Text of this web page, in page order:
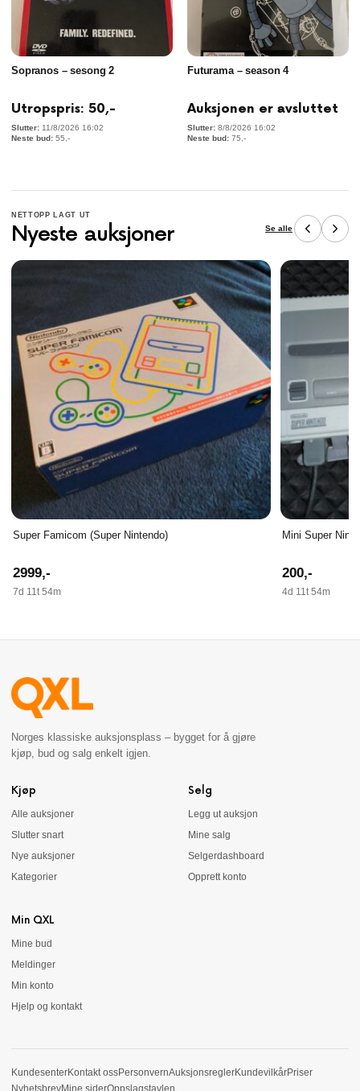
Sopranos – sesong 2
Utropspris: 50,-
11/8/2026 16:02
55 ,-
Futurama – season 4
Auksjonen er avsluttet
8/8/2026 16:02
75 ,-
NETTOPP LAGT UT
Nyeste auksjoner Se alle
Super Famicom (Super Nintendo)
2999,-
7d 11t 54m
Mini Super
200,-
4d 11t 54m
Norges klassiske auksjonsplass – bygget for å gjøre
kjøp, bud og salg enkelt igjen.
Kjøp
Alle auksjoner
Slutter snart
Nye auksjoner
Kategorier
Selg
Legg ut auksjon
Mine salg
Selgerdashboard
Opprett konto
Min QXL
Mine bud
Meldinger
Min konto
Hjelp og kontakt
KundesenterKontakt ossPersonvernAuksjonsreglerKundevilkårPriser